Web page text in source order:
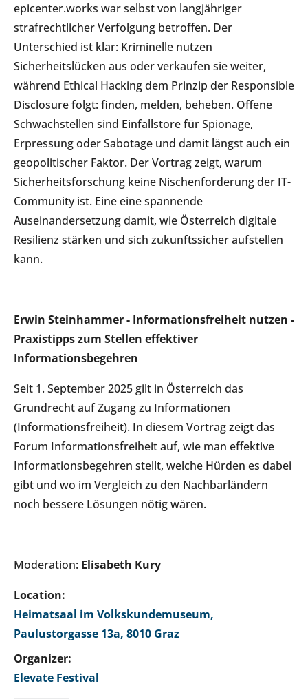
epicenter.works war selbst von langjähriger
strafrechtlicher Verfolgung betroffen. Der
Unterschied ist klar: Kriminelle nutzen
Sicherheitslücken aus oder verkaufen sie weiter,
während Ethical Hacking dem Prinzip der Responsible
Disclosure folgt: finden, melden, beheben. Offene
Schwachstellen sind Einfallstore für Spionage,
Erpressung oder Sabotage und damit längst auch ein
geopolitischer Faktor. Der Vortrag zeigt, warum
Sicherheitsforschung keine Nischenforderung der IT-
Community ist. Eine eine spannende
Auseinandersetzung damit, wie Österreich digitale
Resilienz stärken und sich zukunftssicher aufstellen
kann.
Erwin Steinhammer - Informationsfreiheit nutzen -
Praxistipps zum Stellen effektiver
Informationsbegehren
Seit 1. September 2025 gilt in Österreich das
Grundrecht auf Zugang zu Informationen
(Informationsfreiheit). In diesem Vortrag zeigt das
Forum Informationsfreiheit auf, wie man effektive
Informationsbegehren stellt, welche Hürden es dabei
gibt und wo im Vergleich zu den Nachbarländern
noch bessere Lösungen nötig wären.
Moderation: Elisabeth Kury
Location:
Heimatsaal im Volkskundemuseum,
Paulustorgasse 13a, 8010 Graz
Organizer:
Elevate Festival